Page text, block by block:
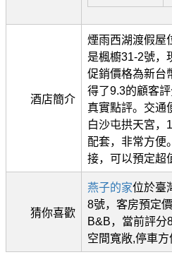
酒店簡介
煙雨西湖渡假屋
是楓櫥31-2號，
促銷價格為新台
得了9.3的顧客
真實點評。交通
白沙屯拱天宮，
配套，非常方便
接，可以預定超
猜你喜歡
燕子的家位於臺
8號，客房預定
B&B，當前評分
空間寬敞,停車方